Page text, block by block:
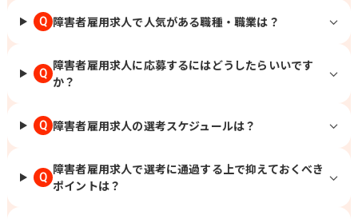
Q 障害者雇用求人で人気がある職種・職業は？
Q
障害者雇用求人に応募するにはどうしたらいいです
か？
Q 障害者雇用求人の選考スケジュールは？
Q
障害者雇用求人で選考に通過する上で抑えておくべき
ポイントは？